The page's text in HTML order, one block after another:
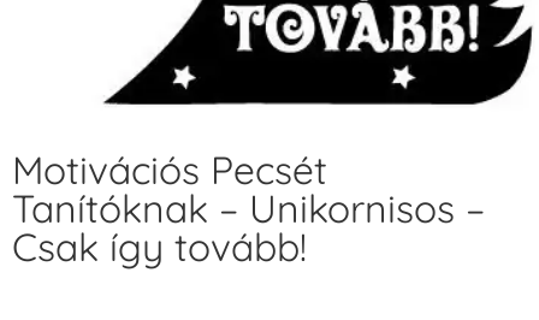
Motivációs Pecsét
Tanítóknak – Unikornisos –
Csak így tovább!